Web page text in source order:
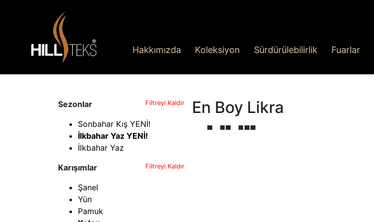
Hakkımızda Koleksiyon Sürdürülebilirlik Fuarlar
Sezonlar Filtreyi Kaldır
Sonbahar Kış YENİ!
İlkbahar Yaz YENİ!
İlkbahar Yaz
Karışımlar
Filtreyi Kaldır
Şanel
Yün
Pamuk
En Boy Likra